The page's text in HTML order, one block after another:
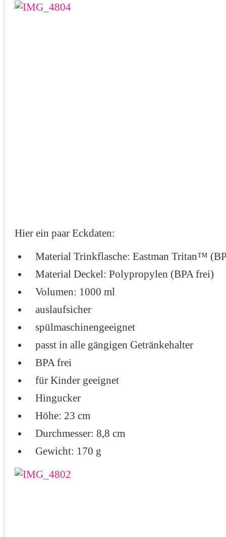
Hier ein paar Eckdaten:
Material Trinkflasche: Eastman Tritan™
Material Deckel: Polypropylen (BPA frei)
Volumen: 1000 ml
auslaufsicher
spülmaschinengeeignet
passt in alle gängigen Getränkehalter
BPA frei
für Kinder geeignet
Hingucker
Höhe: 23 cm
Durchmesser: 8,8 cm
Gewicht: 170 g